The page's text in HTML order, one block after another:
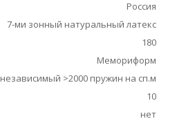
Россия
7-ми зонный натуральный латекс
180
Мемориформ
независимый >2000 пружин на сп.м
10
нет